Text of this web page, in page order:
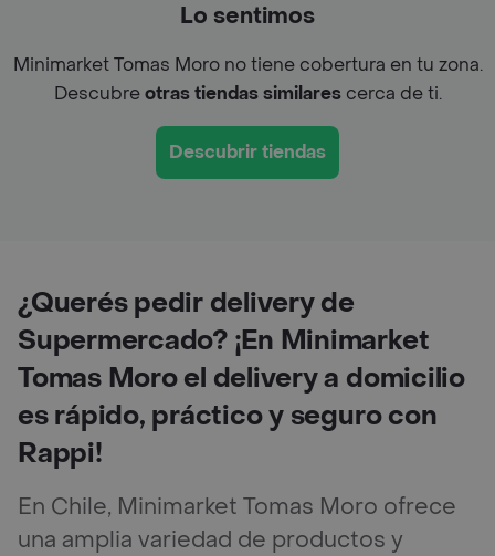
Lo sentimos
Minimarket Tomas Moro no tiene cobertura en tu zona.
Descubreotras tiendas similarescerca de ti.
Descubrir tiendas
¿Querés pedir delivery de
Supermercado? ¡En Minimarket
Tomas Moro el delivery a domicilio
es rápido, práctico y seguro con
Rappi!
En Chile, Minimarket Tomas Moro ofrece
una amplia variedad de productos y